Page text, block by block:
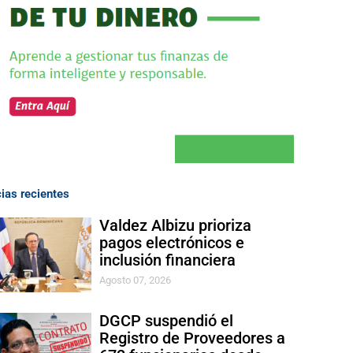
recientes
Valdez Albizu prioriza
pagos electrónicos e
inclusión financiera
Agosto 07, 2026
DGCP suspendió el
Registro de Proveedores a